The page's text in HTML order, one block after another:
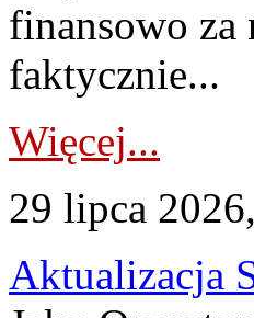
finansowo za
faktycznie...
Więcej...
29 lipca
Aktualizacja